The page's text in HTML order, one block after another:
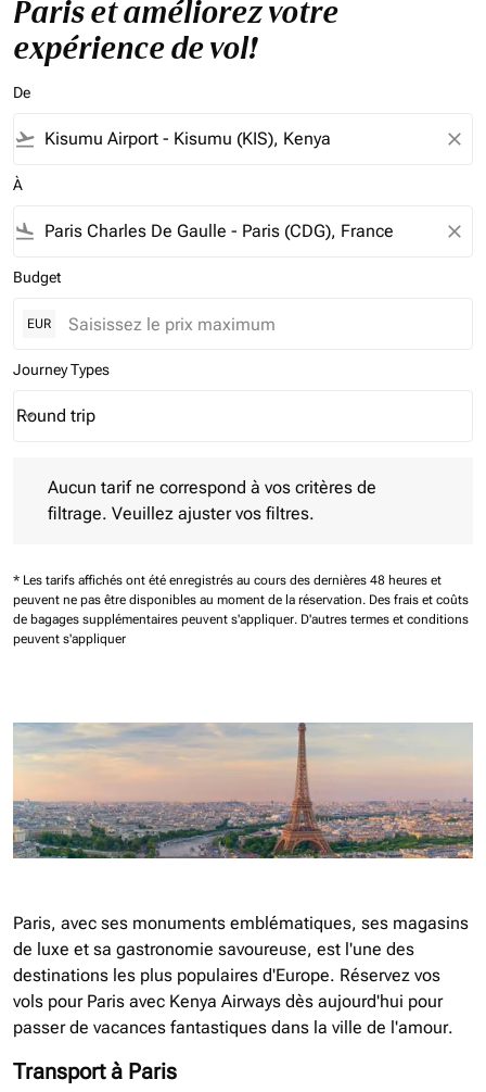
Paris et améliorez votre
expérience de vol!
De
flight_takeoff close
À
flight_land close
Budget
EUR
Journey Types
Journey Types option Round trip Selected
Round trip
keyboard_arrow_down
Aucun tarif ne correspond à vos critères de
filtrage. Veuillez ajuster vos filtres.
* Les tarifs affichés ont été enregistrés au cours des dernières 48 heures et
peuvent ne pas être disponibles au moment de la réservation. Des frais et coûts
de bagages supplémentaires peuvent s'appliquer. D'autres termes et conditions
peuvent s'appliquer
Paris, avec ses monuments emblématiques, ses magasins
de luxe et sa gastronomie savoureuse, est l'une des
destinations les plus populaires d'Europe. Réservez vos
vols pour Paris avec Kenya Airways dès aujourd'hui pour
passer de vacances fantastiques dans la ville de l'amour.
Transport à Paris